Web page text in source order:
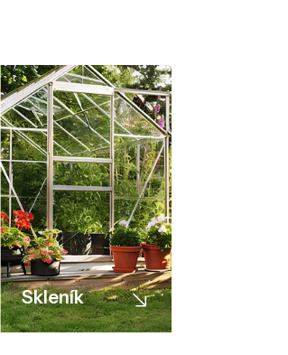
Skleník